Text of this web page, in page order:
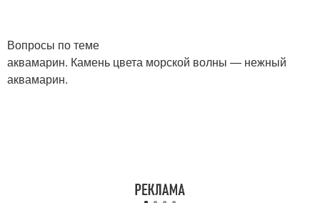
Вопросы по теме
аквамарин. Камень цвета морской волны — нежный
аквамарин.